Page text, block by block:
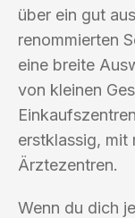
über ein gut
renommierten
eine breite
von kleinen
erstklassig, mit
Ärztezentren.
Wenn du dich